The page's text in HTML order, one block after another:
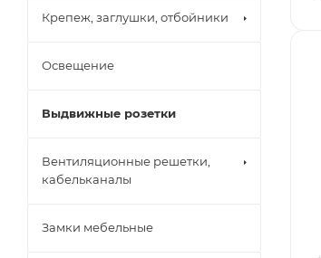
Крепеж, заглушки, отбойники
Освещение
Выдвижные розетки
Вентиляционные решетки,
кабельканалы
Замки мебельные